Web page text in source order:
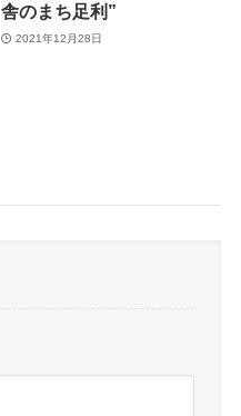
舎のまち足利”
2021年12月28日